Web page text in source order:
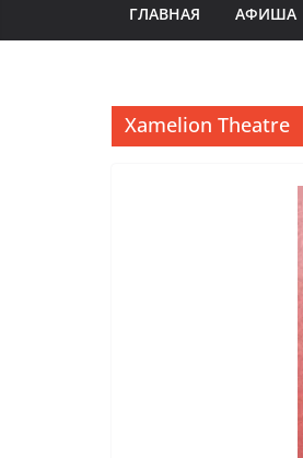
ГЛАВНАЯ АФИША
Xamelion Theatre